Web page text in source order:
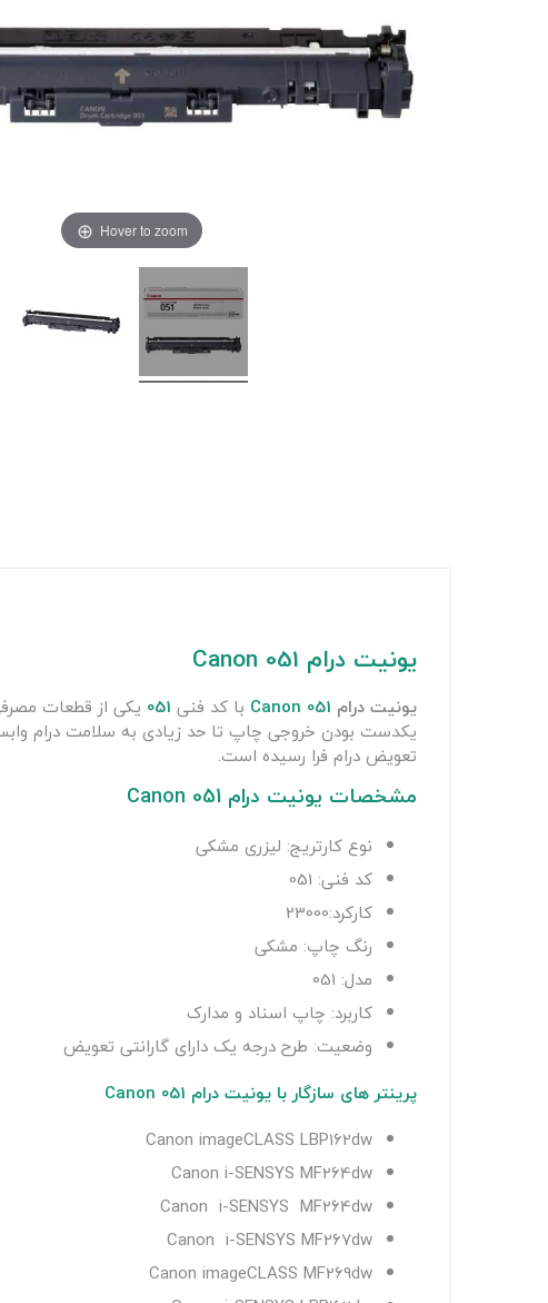
Hover to zoom
یونیت درام Canon 051
یونیت درام Canon 051 با کد فنی 051 یکی از قطعات
یکدست بودن خروجی چاپ تا حد زیادی به سلامت درام
تعویض درام فرا رسیده است.
مشخصات یونیت درام Canon 051
نوع کارتریج: لیزری مشکی
کد فنی: 051
کارکرد:23000
رنگ چاپ: مشکی
مدل: 051
کاربرد: چاپ اسناد و مدارک
وضعیت: طرح درجه یک دارای گارانتی تعویض
پرینتر های سازگار با یونیت درام Canon 051
Canon imageCLASS LBP162dw
Canon i-SENSYS MF264dw
Canon i-SENSYS MF264dw
Canon i-SENSYS MF267dw
Canon imageCLASS MF269dw